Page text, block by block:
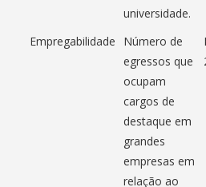
universidade.
Empregabilidade
Número de
egressos que
ocupam
cargos de
destaque em
grandes
empresas em
relação ao